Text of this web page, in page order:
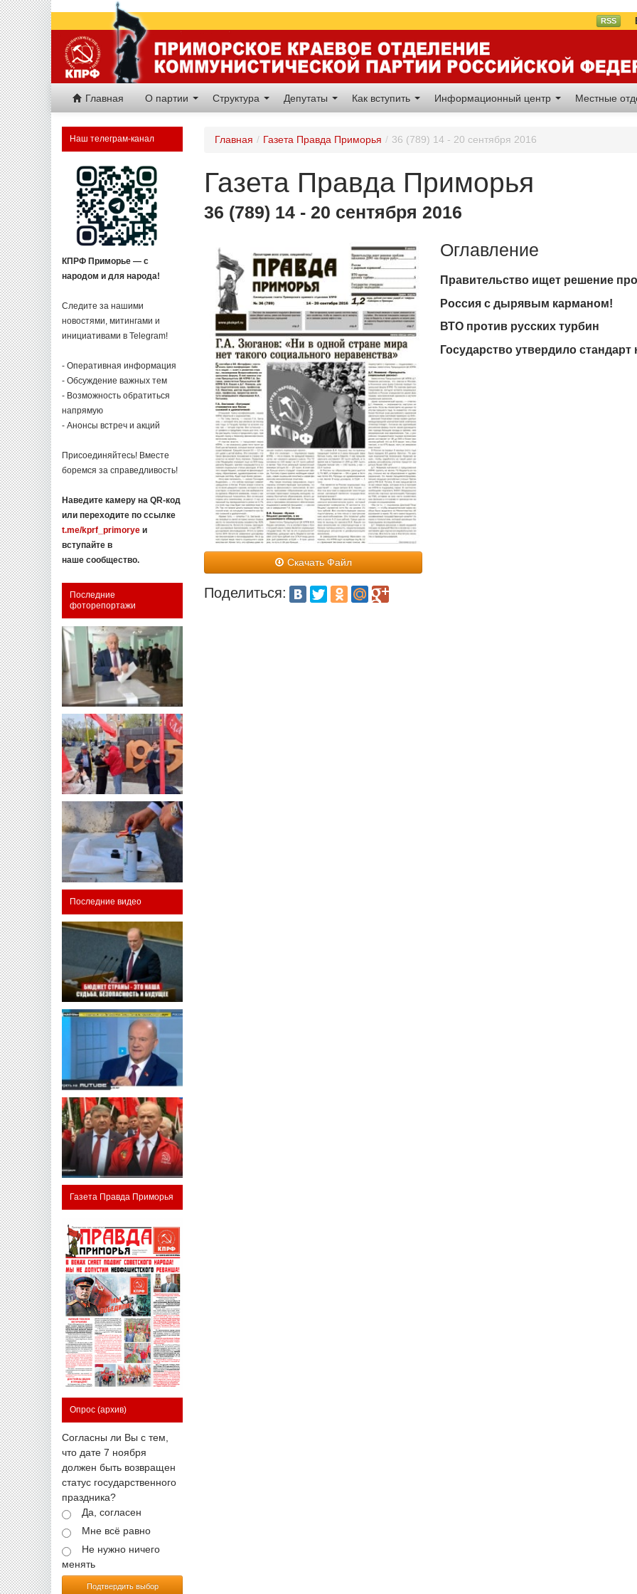
RSS
Главная О партии Структура Депутаты Как вступить Информационный центр Местные
Наш телеграм-канал
КПРФ Приморье — с
народом и для народа!
Следите за нашими
новостями, митингами и
инициативами в Telegram!
- Оперативная информация
- Обсуждение важных тем
- Возможность обратиться
напрямую
- Анонсы встреч и акций
Присоединяйтесь! Вместе
боремся за справедливость!
Наведите камеру на QR-код
или переходите по ссылке
t.me/kprf_primorye и
вступайте в
наше сообщество.
Последние
фоторепортажи
Последние видео
Газета Правда Приморья
Опрос (архив)
Согласны ли Вы с тем,
что дате 7 ноября
должен быть возвращен
статус государственного
праздника?
Да, согласен
Мне всё равно
Не нужно ничего
менять
Подтвердить выбор
Главная / Газета Правда Приморья / 36 (789) 14 - 20 сентября 2016
Газета Правда Приморья
36 (789) 14 - 20 сентября 2016
Скачать Файл
Поделиться:
Оглавление
Правительство ищет решение
Россия с дырявым карманом!
ВТО против русских турбин
Государство утвердило стандарт